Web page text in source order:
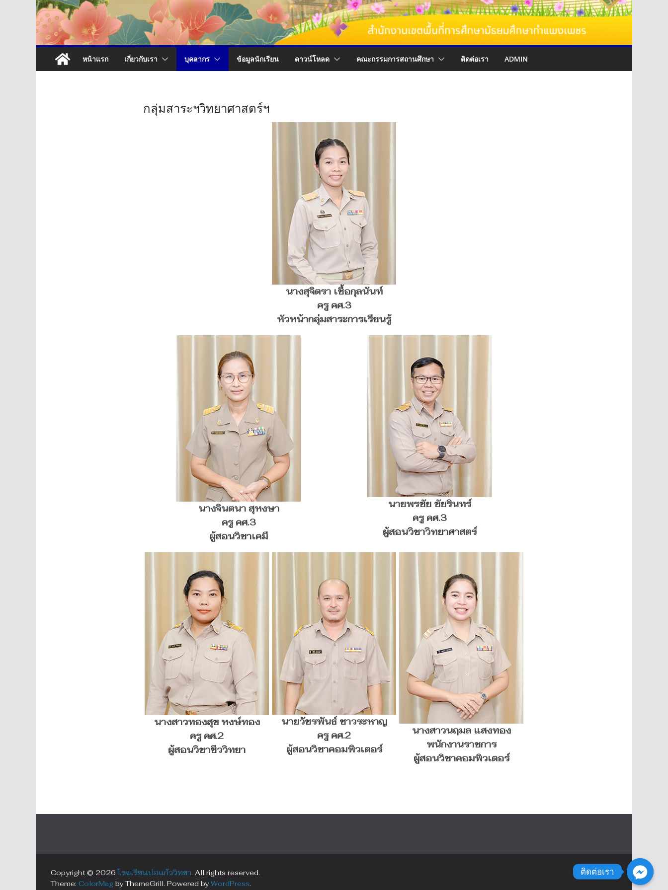
หน้าแรก เกี่ยวกับเรา บุคลากร ข้อมูลนักเรียน ดาวน์โหลด คณะกรรมการสถานศึกษา ติดต่อเรา ADMIN
กลุ่มสาระฯวิทยาศาสตร์ฯ
นางสุจิตรา เชื้อกุลนันท์
ครู คศ.3
หัวหน้ากลุ่มสาระการเรียนรู้
นางจินตนา สุหงษา
ครู คศ.3
ผู้สอนวิชาเคมี
นายพรชัย ชัยรินทร์
ครู คศ.3
ผู้สอนวิชาวิทยาศาสตร์
นางสาวทองสุข หงษ์ทอง
ครู คศ.2
ผู้สอนวิชาชีววิทยา
นายวัชรพันธ์ ชาวระหาญ
ครู คศ.2
ผู้สอนวิชาคอมพิวเตอร์
นางสาวนฤมล แสงทอง
พนักงานราชการ
ผู้สอนวิชาคอมพิวเตอร์
Copyright © 2026โรงเรียนบ่อแก้ววิทยา. All rights reserved.
Theme: ColorMag by ThemeGrill. Powered by WordPress.
ติดต่อเรา